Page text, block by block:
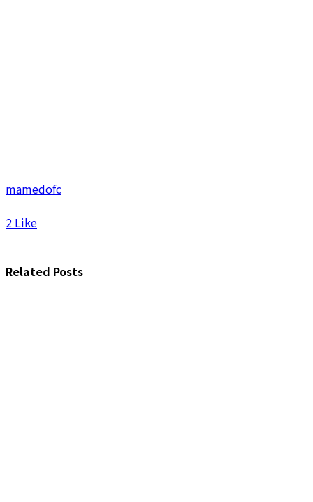
mamedofc
2 Like
Related Posts